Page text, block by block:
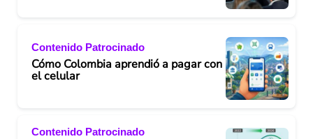
Contenido Patrocinado
Cómo Colombia aprendió a pagar con
el celular
Contenido Patrocinado